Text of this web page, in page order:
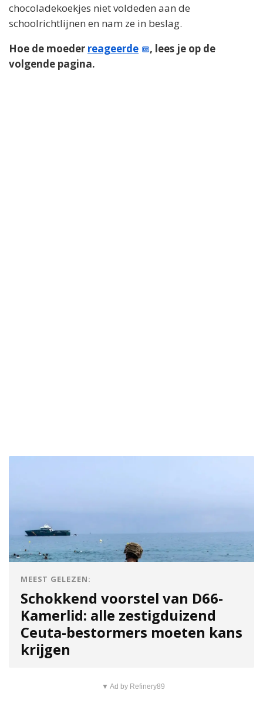
chocoladekoekjes niet voldeden aan de
schoolrichtlijnen en nam ze in beslag.
Hoe de moeder reageerde
, lees je op de
volgende pagina.
MEEST GELEZEN:
Schokkend voorstel van D66-
Kamerlid: alle zestigduizend
Ceuta-bestormers moeten kans
krijgen
▼ Ad by Refinery89